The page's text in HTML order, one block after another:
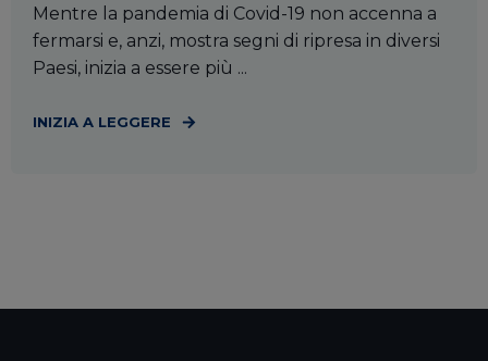
Mentre la pandemia di Covid-19 non accenna a
fermarsi e, anzi, mostra segni di ripresa in diversi
Paesi, inizia a essere più ...
INIZIA A LEGGERE